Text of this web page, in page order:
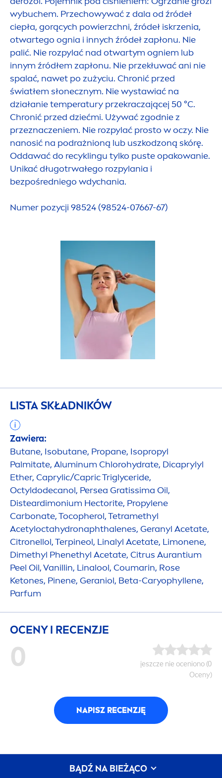
wybuchem. Przechowywać z dala od źródeł
ciepła, gorących powierzchni, źródeł iskrzenia,
otwartego ognia i innych źródeł zapłonu. Nie
palić. Nie rozpylać nad otwartym ogniem lub
innym źródłem zapłonu. Nie przekłuwać ani nie
spalać, nawet po zużyciu. Chronić przed
światłem słonecznym. Nie wystawiać na
działanie temperatury przekraczającej 50 °C.
Chronić przed dziećmi. Używać zgodnie z
przeznaczeniem. Nie rozpylać prosto w oczy. Nie
nanosić na podrażnioną lub uszkodzoną skórę.
Oddawać do recyklingu tylko puste opakowanie.
Unikać długotrwałego rozpylania i
bezpośredniego wdychania.
Numer pozycji 98524 (98524-07667-67)
LISTA SKŁADNIKÓW
Zawiera:
Butane, Isobutane, Propane, Isopropyl
Palmitate, Aluminum Chlorohydrate, Dicaprylyl
Ether, Caprylic/Capric Triglyceride,
Octyldodecanol, Persea Gratissima Oil,
Disteardimonium Hectorite, Propylene
Carbonate, Tocopherol, Tetramethyl
Acetyloctahydronaphthalenes, Geranyl Acetate,
Citronellol, Terpineol, Linalyl Acetate, Limonene,
Dimethyl Phenethyl Acetate, Citrus Aurantium
Peel Oil, Vanillin, Linalool, Coumarin, Rose
Ketones, Pinene, Geraniol, Beta-Caryophyllene,
Parfum
OCENY I RECENZJE
0
jeszcze nie oceniono (0
Oceny)
NAPISZ RECENZJĘ
BĄDŹ NA BIEŻĄCO